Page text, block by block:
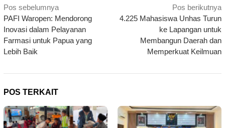
Navigasi
pos
Pos sebelumnya
PAFI Waropen: Mendorong
Inovasi dalam Pelayanan
Farmasi untuk Papua yang
Lebih Baik
Pos berikutnya
4.225 Mahasiswa Unhas Turun
ke Lapangan untuk
Membangun Daerah dan
Memperkuat Keilmuan
POS TERKAIT